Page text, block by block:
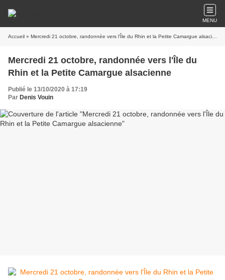
MENU
Accueil » Mercredi 21 octobre, randonnée vers l'Île du Rhin et la Petite Camargue alsacienne
Mercredi 21 octobre, randonnée vers l'Île du
Rhin et la Petite Camargue alsacienne
Publié le 13/10/2020 à 17:19
Par Denis Vouin